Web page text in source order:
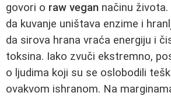
govori o raw vegan načinu života.
da kuvanje uništava enzime i
da sirova hrana vraća energiju i
toksina. Iako zvuči ekstremno,
o ljudima koji su se oslobodili
ovakvom ishranom. Na